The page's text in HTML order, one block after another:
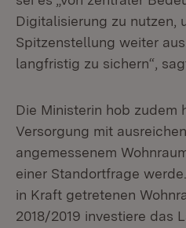
Digitalisierung zu nutzen,
Spitzenstellung weiter
langfristig zu sichern“,
Die Ministerin hob zudem
Versorgung mit
angemessenem
einer Standortfrage
in Kraft getretenen
2018/2019 investiere das